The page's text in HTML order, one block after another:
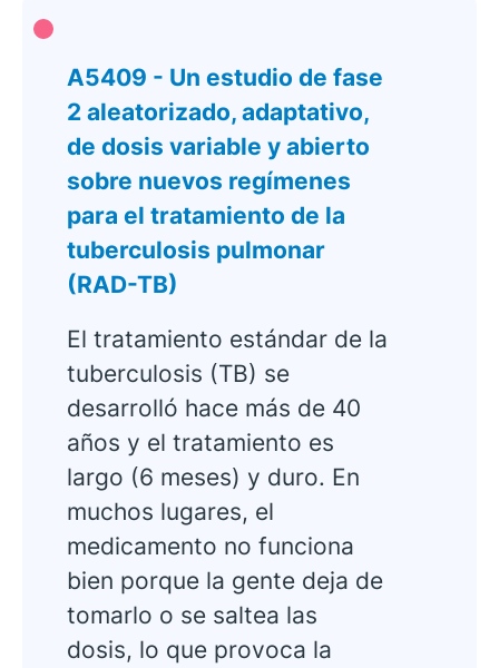
A5409 - Un estudio de fase
2 aleatorizado, adaptativo,
de dosis variable y abierto
sobre nuevos regímenes
para el tratamiento de la
tuberculosis pulmonar
(RAD-TB)
El tratamiento estándar de la
tuberculosis (TB) se
desarrolló hace más de 40
años y el tratamiento es
largo (6 meses) y duro. En
muchos lugares, el
medicamento no funciona
bien porque la gente deja de
tomarlo o se saltea las
dosis, lo que provoca la